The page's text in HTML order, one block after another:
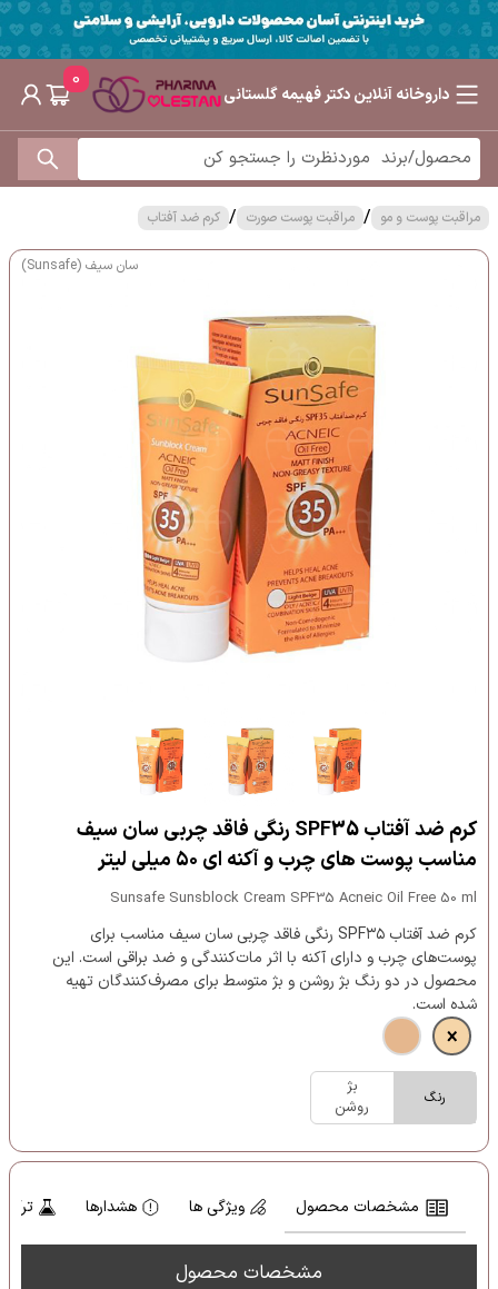
داروخانه آنلاین دکتر فهیمه گلستانی
0
مراقبت پوست و مو / مراقبت پوست صورت / کرم ضد آفتاب
سان سیف (Sunsafe)
کرم ضد آفتاب SPF35 رنگی فاقد چربی سان سیف
مناسب پوست های چرب و آکنه ای ۵۰ میلی لیتر
Sunsafe Sunsblock Cream SPF35 Acneic Oil Free 50 ml
کرم ضد آفتاب SPF۳۵ رنگی فاقد چربی سان سیف مناسب برای
پوست‌های چرب و دارای آکنه با اثر مات‌کنندگی و ضد براقی است. این
محصول در دو رنگ بژ روشن و بژ متوسط برای مصرف‌کنندگان تهیه
شده است.
رنگ
بژ
روشن
مشخصات محصول ویژگی ها هشدارها
مشخصات محصول